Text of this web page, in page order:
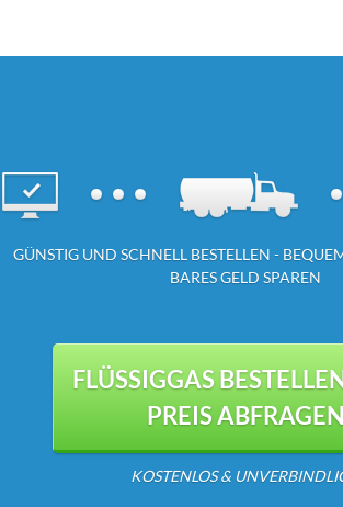
GÜNSTIG UND SCHNELL BESTELLEN -
BARES GELD SPAREN
FLÜSSIGGAS
PREIS ABFRAGEN
KOSTENLOS &